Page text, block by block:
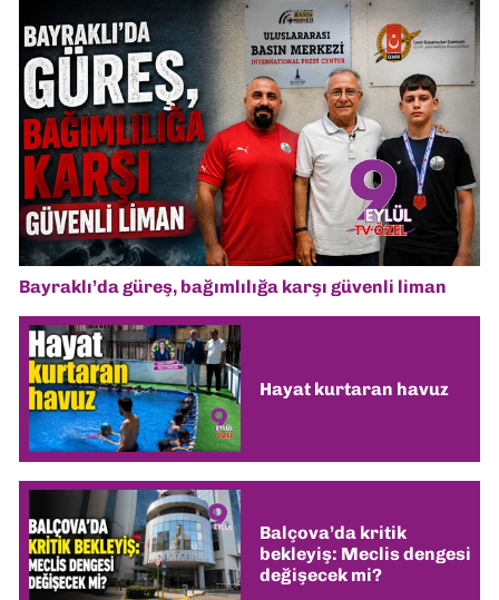
Bayraklı’da güreş, bağımlılığa karşı güvenli liman
Hayat kurtaran havuz
Balçova’da kritik
bekleyiş: Meclis dengesi
değişecek mi?